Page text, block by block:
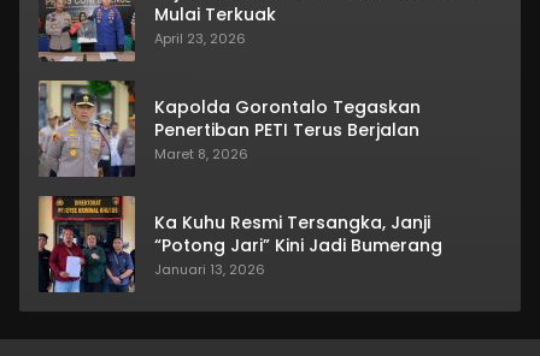
Mulai Terkuak
April 23, 2026
Kapolda Gorontalo Tegaskan
Penertiban PETI Terus Berjalan
Maret 8, 2026
Ka Kuhu Resmi Tersangka, Janji
“Potong Jari” Kini Jadi Bumerang
Januari 13, 2026